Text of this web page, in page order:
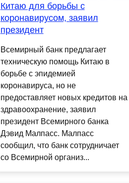
Китаю для борьбы с
коронавирусом, заявил
президент
Всемирный банк предлагает
техническую помощь Китаю в
борьбе с эпидемией
коронавируса, но не
предоставляет новых кредитов на
здравоохранение, заявил
президент Всемирного банка
Дэвид Малпасс. Малпасс
сообщил, что банк сотрудничает
со Всемирной организ...